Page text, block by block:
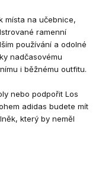
místa na učebnice,
ramenní
používání a odolné
nadčasovému
i běžnému outfitu.
nebo podpořit Los
adidas budete mít
který by neměl